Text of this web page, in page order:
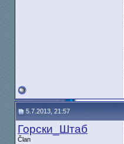
5.7.2013, 21:57
Горски_Штаб
Član